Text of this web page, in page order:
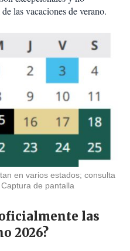
las vacaciones de verano.
en varios estados; consulta
Captura de pantalla
las
2026?